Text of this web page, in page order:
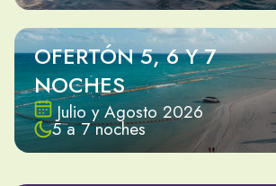
OFERTÓN 5, 6 Y 7
NOCHES
Julio y Agosto 2026
5 a 7 noches